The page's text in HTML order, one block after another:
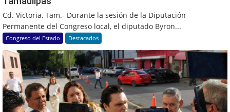
Cd. Victoria, Tam.- Durante la sesión de la Diputación
Permanente del Congreso local, el diputado Byron...
Congreso del Estado Destacados